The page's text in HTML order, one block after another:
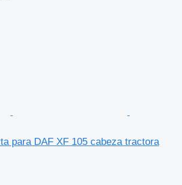
para DAF XF 105 cabeza tractora